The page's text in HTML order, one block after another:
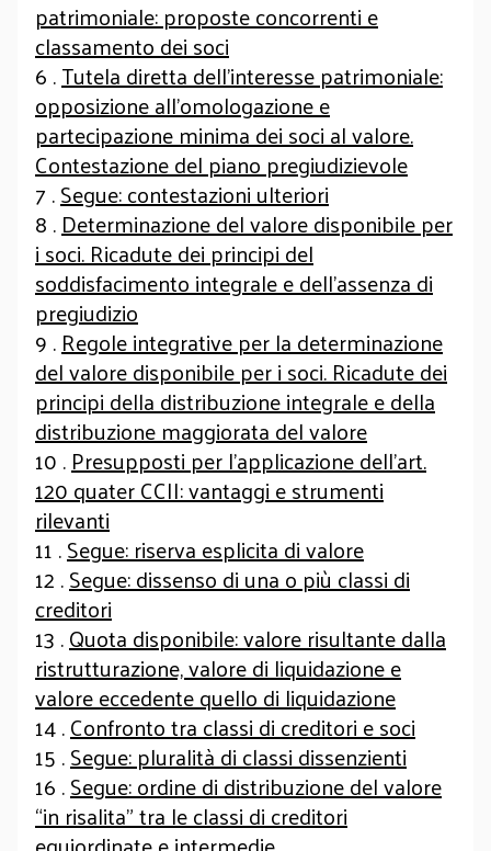
patrimoniale: proposte concorrenti e
classamento dei soci
6 .Tutela diretta dell’interesse patrimoniale:
opposizione all’omologazione e
partecipazione minima dei soci al valore.
Contestazione del piano pregiudizievole
7 .Segue: contestazioni ulteriori
8 .Determinazione del valore disponibile per
i soci. Ricadute dei principi del
soddisfacimento integrale e dell’assenza di
pregiudizio
9 .Regole integrative per la determinazione
del valore disponibile per i soci. Ricadute dei
principi della distribuzione integrale e della
distribuzione maggiorata del valore
10 .Presupposti per l’applicazione dell’art.
120 quater CCII: vantaggi e strumenti
rilevanti
11 .Segue: riserva esplicita di valore
12 .Segue: dissenso di una o più classi di
creditori
13 .Quota disponibile: valore risultante dalla
ristrutturazione, valore di liquidazione e
valore eccedente quello di liquidazione
14 .Confronto tra classi di creditori e soci
15 .Segue: pluralità di classi dissenzienti
16 .Segue: ordine di distribuzione del valore
“in risalita” tra le classi di creditori